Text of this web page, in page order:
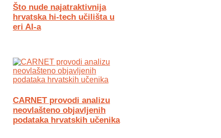
Što nude najatraktivnija
hrvatska hi-tech učilišta u
eri AI-a
CARNET provodi analizu
neovlašteno objavljenih
podataka hrvatskih učenika